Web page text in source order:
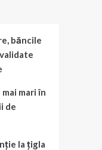
băncile
mari în
de
la țigla